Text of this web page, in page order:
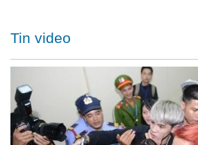
Tin video